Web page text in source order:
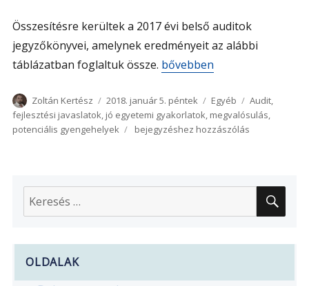
Összesítésre kerültek a 2017 évi belső auditok
jegyzőkönyvei, amelynek eredményeit az alábbi
táblázatban foglaltuk össze. „A 2017-es auditterv
bővebben
Szerző
Zoltán Kertész Közzétéve
2018. január 5. péntek Kategória
Egyéb Címke
Audit,
fejlesztési javaslatok, jó egyetemi gyakorlatok, megvalósulás,
potenciális gyengehelyek
A
megvalósulása
bejegyzéshez hozzászólás
Keresés
a
OLDALAK